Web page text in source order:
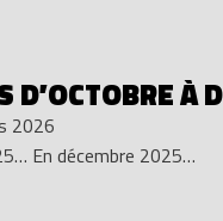
D’OCTOBRE À
2026
En décembre 2025…